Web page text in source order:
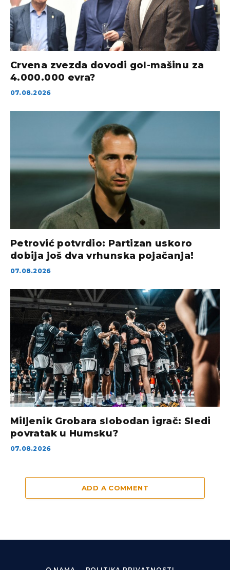
Crvena zvezda dovodi gol-mašinu za
4.000.000 evra?
07.08.2026
Petrović potvrdio: Partizan uskoro
dobija još dva vrhunska pojačanja!
07.08.2026
Miljenik Grobara slobodan igrač: Sledi
povratak u Humsku?
07.08.2026
ADD A COMMENT